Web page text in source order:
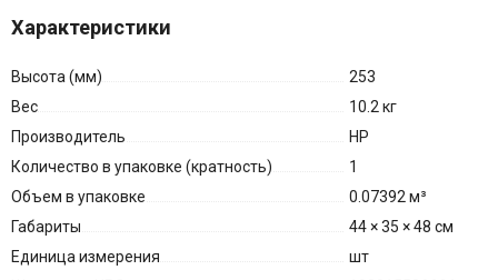
Характеристики
Высота (мм)
253
Вес
10.2 кг
Производитель
HP
Количество в упаковке (кратность)
1
Объем в упаковке
0.07392 м³
Габариты
44 × 35 × 48 см
Единица измерения
шт